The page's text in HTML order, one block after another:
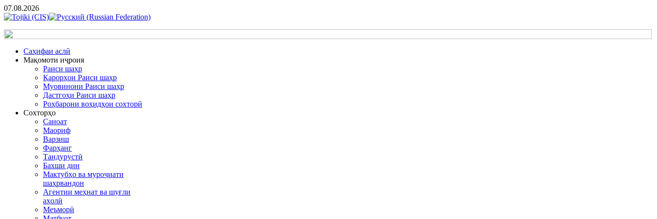
07.08.2026
Cаҳифаи аслӣ
Мақомоти иҷроия
Раиси шаҳр
Қарорҳои Раиси шаҳр
Муовинони Раиси шаҳр
Дастгоҳи Раиси шаҳр
Роҳбарони воҳидҳои сохторӣ
Сохторҳо
Саноат
Маориф
Варзиш
Фарҳанг
Тандурустӣ
Бахши дин
Мактубҳо ва муроҷиати
шаҳрвандон
Агентии меҳнат ва шуғли
аҳолӣ
Меъморӣ